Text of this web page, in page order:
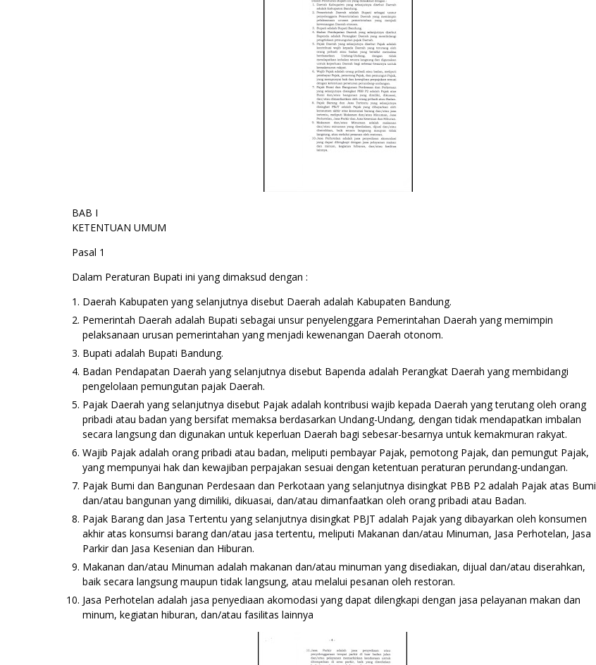
BAB I
KETENTUAN UMUM
Pasal 1
Dalam Peraturan Bupati ini yang dimaksud dengan :
Daerah Kabupaten yang selanjutnya disebut Daerah adalah Kabupaten Bandung.
Pemerintah Daerah adalah Bupati sebagai unsur penyelenggara Pemerintahan Daerah yang memimpin
pelaksanaan urusan pemerintahan yang menjadi kewenangan Daerah otonom.
Bupati adalah Bupati Bandung.
Badan Pendapatan Daerah yang selanjutnya disebut Bapenda adalah Perangkat Daerah yang membidangi
pengelolaan pemungutan pajak Daerah.
Pajak Daerah yang selanjutnya disebut Pajak adalah kontribusi wajib kepada Daerah yang terutang oleh orang
pribadi atau badan yang bersifat memaksa berdasarkan Undang-Undang, dengan tidak mendapatkan imbalan
secara langsung dan digunakan untuk keperluan Daerah bagi sebesar-besarnya untuk kemakmuran rakyat.
Wajib Pajak adalah orang pribadi atau badan, meliputi pembayar Pajak, pemotong Pajak, dan pemungut Pajak,
yang mempunyai hak dan kewajiban perpajakan sesuai dengan ketentuan peraturan perundang-undangan.
Pajak Bumi dan Bangunan Perdesaan dan Perkotaan yang selanjutnya disingkat PBB P2 adalah Pajak atas Bumi
dan/atau bangunan yang dimiliki, dikuasai, dan/atau dimanfaatkan oleh orang pribadi atau Badan.
Pajak Barang dan Jasa Tertentu yang selanjutnya disingkat PBJT adalah Pajak yang dibayarkan oleh konsumen
akhir atas konsumsi barang dan/atau jasa tertentu, meliputi Makanan dan/atau Minuman, Jasa Perhotelan, Jasa
Parkir dan Jasa Kesenian dan Hiburan.
Makanan dan/atau Minuman adalah makanan dan/atau minuman yang disediakan, dijual dan/atau diserahkan,
baik secara langsung maupun tidak langsung, atau melalui pesanan oleh restoran.
Jasa Perhotelan adalah jasa penyediaan akomodasi yang dapat dilengkapi dengan jasa pelayanan makan dan
minum, kegiatan hiburan, dan/atau fasilitas lainnya